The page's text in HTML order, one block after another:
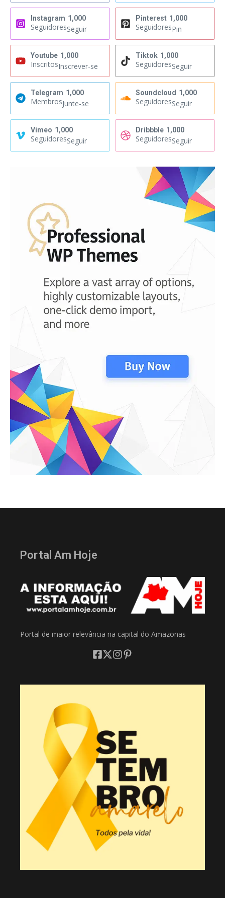
Instagram 1,000
SeguidoresSeguir
Pinterest 1,000
SeguidoresPin
Youtube 1,000
InscritosInscrever-se
Tiktok 1,000
SeguidoresSeguir
Telegram 1,000
MembrosJunte-se
Soundcloud 1,000
SeguidoresSeguir
Vimeo 1,000
SeguidoresSeguir
Dribbble 1,000
SeguidoresSeguir
Portal Am Hoje
Portal de maior relevância na capital do Amazonas